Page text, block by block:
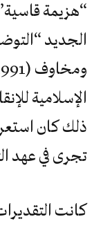
“هزيمة
الجديد
الإسلامية
‬تجرى‭ ‬في‭ ‬عهد‭ ‬التعددية‮”‬‭.‬
كانت